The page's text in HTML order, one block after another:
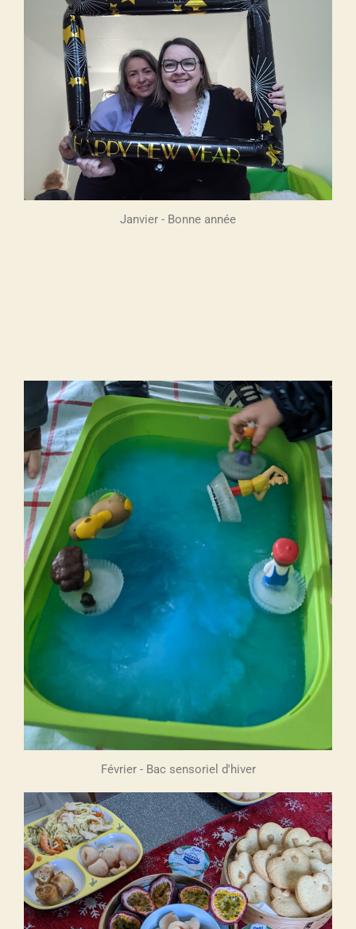
Janvier - Bonne année
Février - Bac sensoriel d'hiver